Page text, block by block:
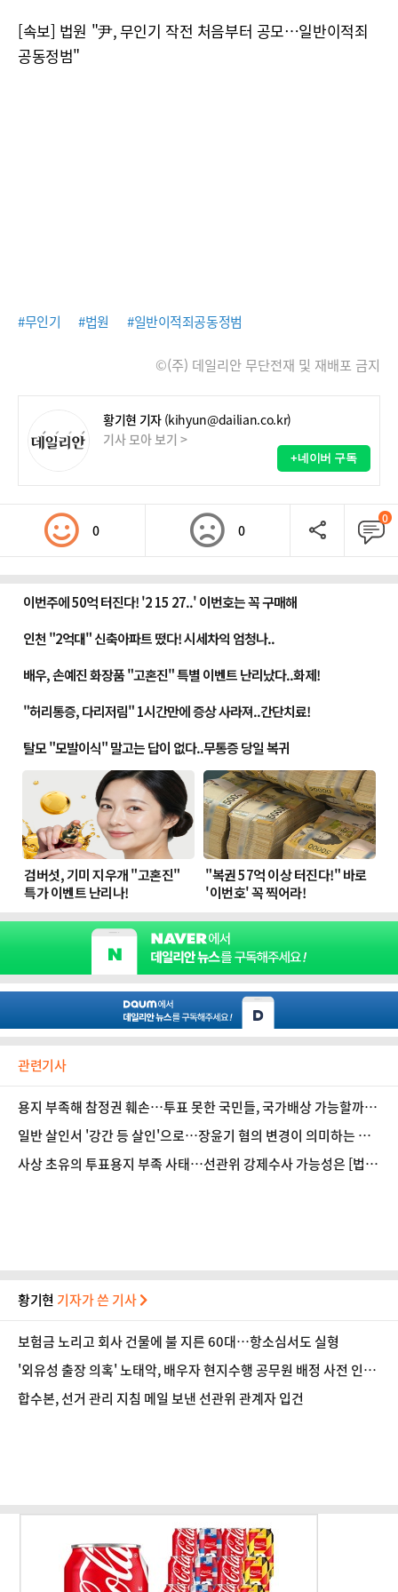
[속보] 법원 "尹, 무인기 작전 처음부터 공모…일반이적죄
공동정범"
#무인기 #법원 #일반이적죄공동정범
©(주) 데일리안 무단전재 및 재배포 금지
황기현 기자 (kihyun@dailian.co.kr)
기사 모아 보기 >
+네이버 구독
0 0
0
관련기사
용지 부족해 참정권 훼손…투표 못한 국민들, 국가배상 가능할까
[법조계에 물어보니 727]
일반 살인서 '강간 등 살인'으로…장윤기 혐의 변경이 의미하는 것
[법조계에 물어보니 726]
사상 초유의 투표용지 부족 사태…선관위 강제수사 가능성은 [법조
황기현 기자가 쓴 기사
보험금 노리고 회사 건물에 불 지른 60대…항소심서도 실형
'외유성 출장 의혹' 노태악, 배우자 현지수행 공무원 배정 사전 인
지?…합수본, 진술 확보
합수본, 선거 관리 지침 메일 보낸 선관위 관계자 입건